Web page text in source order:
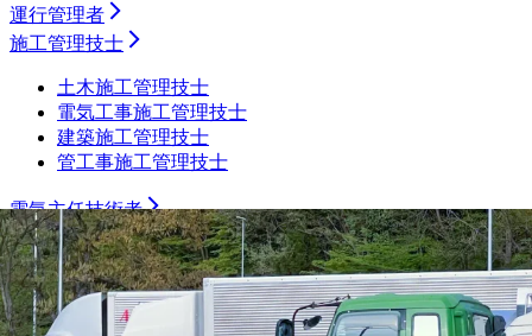
運行管理者
施工管理技士
土木施工管理技士
電気工事施工管理技士
建築施工管理技士
管工事施工管理技士
電気主任技術者
製造職
機械加工（旋盤）
機械加工（マシニング）